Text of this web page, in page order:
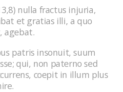
nulla fractus injuria,
et gratias illi, a quo
agebat.
patris insonuit, suum
qui, non paterno sed
coepit in illum plus